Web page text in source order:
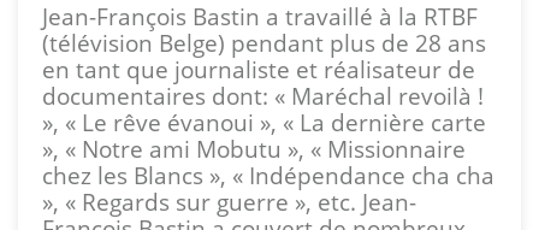
Jean-François Bastin a travaillé à la RTBF
(télévision Belge) pendant plus de 28 ans
en tant que journaliste et réalisateur de
documentaires dont: « Maréchal revoilà !
», « Le rêve évanoui », « La dernière carte
», « Notre ami Mobutu », « Missionnaire
chez les Blancs », « Indépendance cha cha
», « Regards sur guerre », etc. Jean-